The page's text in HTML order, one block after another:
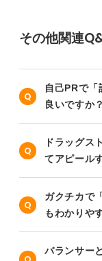
その他関連
自己PRで
良いですか？
ドラッグス
てアピール
ガクチカで
もわかりや
バランサー